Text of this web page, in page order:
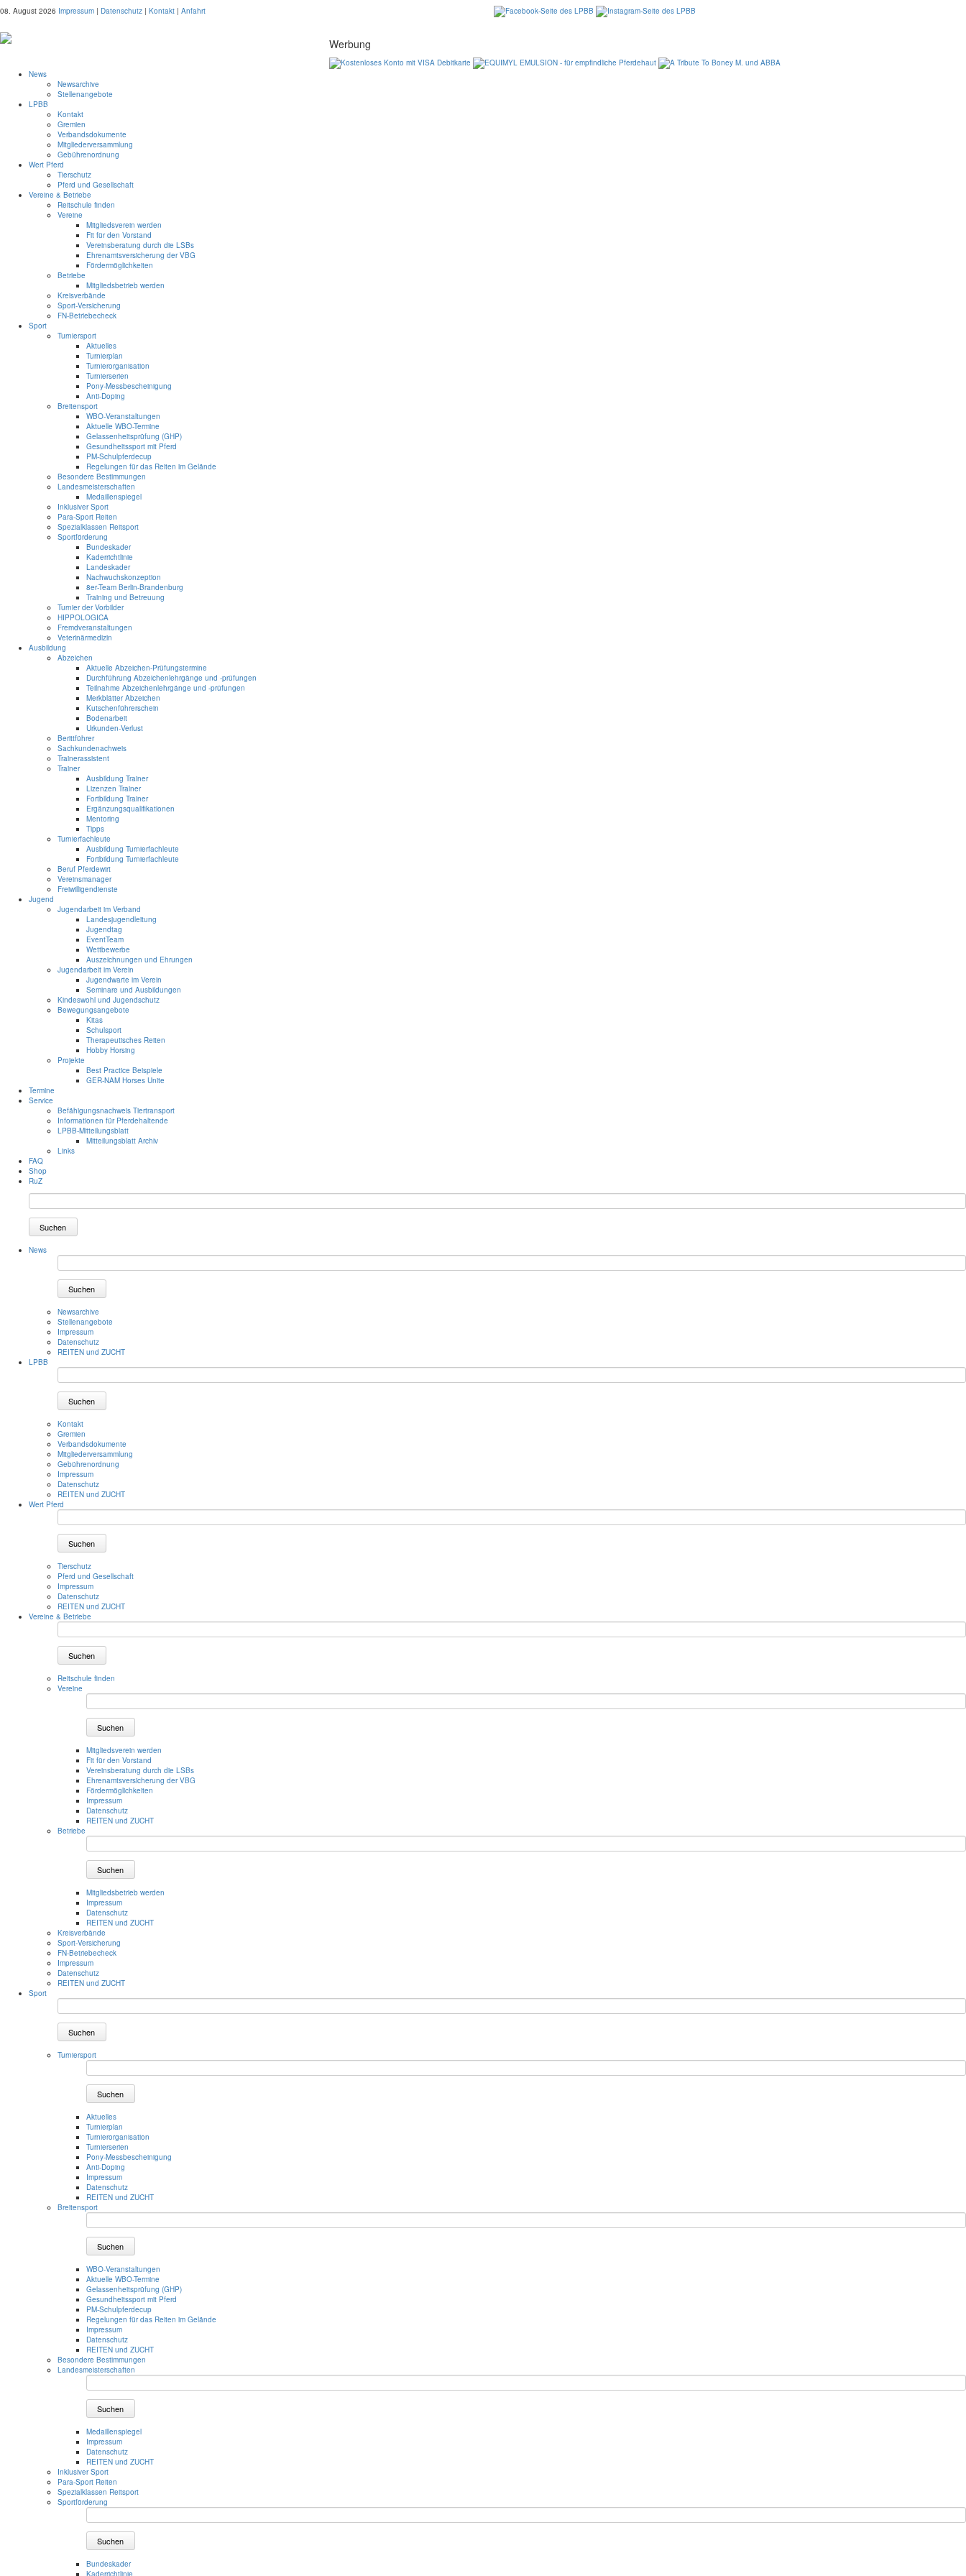
08. August 2026 Impressum | Datenschutz | Kontakt | Anfahrt
Werbung
News
Newsarchive
Stellenangebote
LPBB
Kontakt
Gremien
Verbandsdokumente
Mitgliederversammlung
Gebührenordnung
Wert Pferd
Tierschutz
Pferd und Gesellschaft
Vereine & Betriebe
Reitschule finden
Vereine
Mitgliedsverein werden
Fit für den Vorstand
Vereinsberatung durch die LSBs
Ehrenamtsversicherung der VBG
Fördermöglichkeiten
Betriebe
Mitgliedsbetrieb werden
Kreisverbände
Sport-Versicherung
FN-Betriebecheck
Sport
Turniersport
Aktuelles
Turnierplan
Turnierorganisation
Turnierserien
Pony-Messbescheinigung
Anti-Doping
Breitensport
WBO-Veranstaltungen
Aktuelle WBO-Termine
Gelassenheitsprüfung (GHP)
Gesundheitssport mit Pferd
PM-Schulpferdecup
Regelungen für das Reiten im Gelände
Besondere Bestimmungen
Landesmeisterschaften
Medaillenspiegel
Inklusiver Sport
Para-Sport Reiten
Spezialklassen Reitsport
Sportförderung
Bundeskader
Kaderrichtlinie
Landeskader
Nachwuchskonzeption
8er-Team Berlin-Brandenburg
Training und Betreuung
Turnier der Vorbilder
HIPPOLOGICA
Fremdveranstaltungen
Veterinärmedizin
Ausbildung
Abzeichen
Aktuelle Abzeichen-Prüfungstermine
Durchführung Abzeichenlehrgänge und -prüfungen
Teilnahme Abzeichenlehrgänge und -prüfungen
Merkblätter Abzeichen
Kutschenführerschein
Bodenarbeit
Urkunden-Verlust
Berittführer
Sachkundenachweis
Trainerassistent
Trainer
Ausbildung Trainer
Lizenzen Trainer
Fortbildung Trainer
Ergänzungsqualifikationen
Mentoring
Tipps
Turnierfachleute
Ausbildung Turnierfachleute
Fortbildung Turnierfachleute
Beruf Pferdewirt
Vereinsmanager
Freiwilligendienste
Jugend
Jugendarbeit im Verband
Landesjugendleitung
Jugendtag
EventTeam
Wettbewerbe
Auszeichnungen und Ehrungen
Jugendarbeit im Verein
Jugendwarte im Verein
Seminare und Ausbildungen
Kindeswohl und Jugendschutz
Bewegungsangebote
Kitas
Schulsport
Therapeutisches Reiten
Hobby Horsing
Projekte
Best Practice Beispiele
GER-NAM Horses Unite
Termine
Service
Befähigungsnachweis Tiertransport
Informationen für Pferdehaltende
LPBB-Mitteilungsblatt
Mitteilungsblatt Archiv
Links
FAQ
Shop
RuZ
Suchen
News
Suchen
Newsarchive
Stellenangebote
Impressum
Datenschutz
REITEN und ZUCHT
LPBB
Suchen
Kontakt
Gremien
Verbandsdokumente
Mitgliederversammlung
Gebührenordnung
Impressum
Datenschutz
REITEN und ZUCHT
Wert Pferd
Suchen
Tierschutz
Pferd und Gesellschaft
Impressum
Datenschutz
REITEN und ZUCHT
Vereine & Betriebe
Suchen
Reitschule finden
Vereine
Suchen
Mitgliedsverein werden
Fit für den Vorstand
Vereinsberatung durch die LSBs
Ehrenamtsversicherung der VBG
Fördermöglichkeiten
Impressum
Datenschutz
REITEN und ZUCHT
Betriebe
Suchen
Mitgliedsbetrieb werden
Impressum
Datenschutz
REITEN und ZUCHT
Kreisverbände
Sport-Versicherung
FN-Betriebecheck
Impressum
Datenschutz
REITEN und ZUCHT
Sport
Suchen
Turniersport
Suchen
Aktuelles
Turnierplan
Turnierorganisation
Turnierserien
Pony-Messbescheinigung
Anti-Doping
Impressum
Datenschutz
REITEN und ZUCHT
Breitensport
Suchen
WBO-Veranstaltungen
Aktuelle WBO-Termine
Gelassenheitsprüfung (GHP)
Gesundheitssport mit Pferd
PM-Schulpferdecup
Regelungen für das Reiten im Gelände
Impressum
Datenschutz
REITEN und ZUCHT
Besondere Bestimmungen
Landesmeisterschaften
Suchen
Medaillenspiegel
Impressum
Datenschutz
REITEN und ZUCHT
Inklusiver Sport
Para-Sport Reiten
Spezialklassen Reitsport
Sportförderung
Suchen
Bundeskader
Kaderrichtlinie